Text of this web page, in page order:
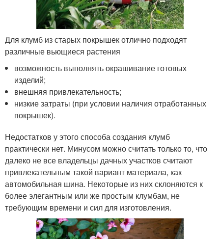
Для клумб из старых покрышек отлично подходят
различные вьющиеся растения
возможность выполнять окрашивание готовых
изделий;
внешняя привлекательность;
низкие затраты (при условии наличия отработанных
покрышек).
Недостатков у этого способа создания клумб
практически нет. Минусом можно считать только то, что
далеко не все владельцы дачных участков считают
привлекательным такой вариант материала, как
автомобильная шина. Некоторые из них склоняются к
более элегантным или же простым клумбам, не
требующим времени и сил для изготовления.